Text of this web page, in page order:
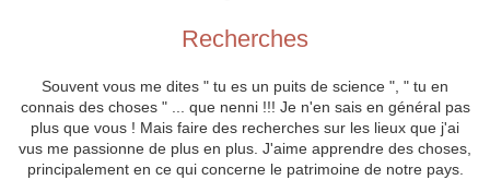
Recherches
Souvent vous me dites " tu es un puits de science ", " tu en
connais des choses " ... que nenni !!! Je n'en sais en général pas
plus que vous ! Mais faire des recherches sur les lieux que j'ai
vus me passionne de plus en plus. J'aime apprendre des choses,
principalement en ce qui concerne le patrimoine de notre pays.